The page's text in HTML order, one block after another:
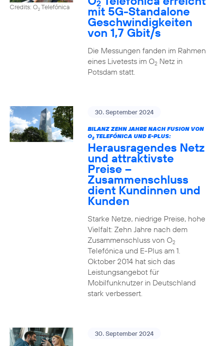
Credits: O2Telefónica 2
mit 5G-Standalone
Geschwindigkeiten
von 1,7 Gbit/s
Die Messungen fanden im Rahmen
eines Livetests im O2Netz in
Potsdam statt.
30. September 2024
BILANZ ZEHN JAHRE NACH FUSION VON
O2TELEFÓNICA UND E-PLUS:
Herausragendes Netz
und attraktivste
Preise –
Zusammenschluss
dient Kundinnen und
Kunden
Starke Netze, niedrige Preise, hohe
Vielfalt: Zehn Jahre nach dem
Zusammenschluss von O2
Telefónica und E-Plus am 1.
Oktober 2014 hat sich das
Leistungsangebot für
Mobilfunknutzer in Deutschland
stark verbessert.
30. September 2024